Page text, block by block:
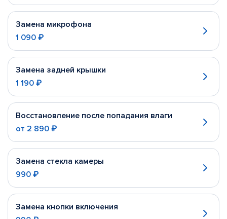
Замена микрофона
1 090 ₽
Замена задней крышки
1 190 ₽
Восстановление после попадания влаги
от 2 890 ₽
Замена стекла камеры
990 ₽
Замена кнопки включения